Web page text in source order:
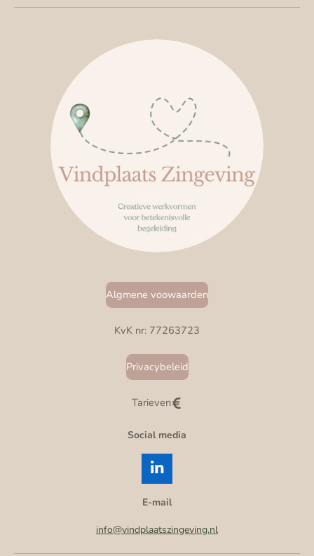
Algmene voowaarden
KvK nr: 77263723
Privacybeleid
Tarieven
Social media
L
i
n
e
E-mail
info@vindplaatszingeving.nl